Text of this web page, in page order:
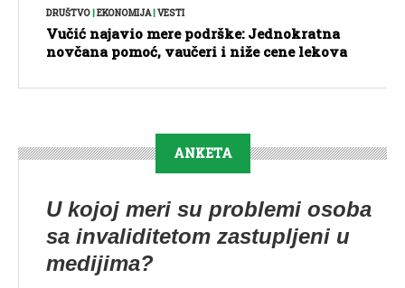
DRUŠTVO|EKONOMIJA|VESTI
Vučić najavio mere podrške: Jednokratna
novčana pomoć, vaučeri i niže cene lekova
ANKETA
U kojoj meri su problemi osoba
sa invaliditetom zastupljeni u
medijima?